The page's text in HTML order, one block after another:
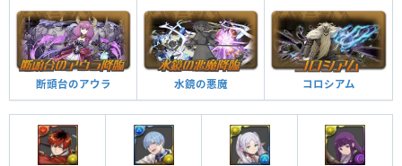
断頭台のアウラ 水鏡の悪魔 コロシアム